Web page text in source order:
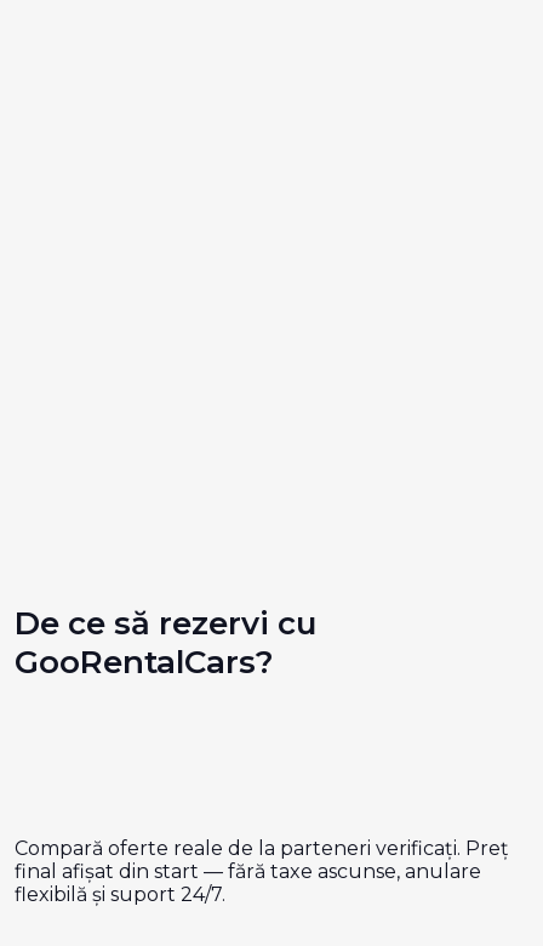
De ce să rezervi cu
GooRentalCars?
Compară oferte reale de la parteneri verificați. Preț
final afișat din start — fără taxe ascunse, anulare
flexibilă și suport 24/7.